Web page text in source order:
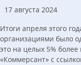
17 августа 2024
Итоги апреля этого
организациями было
это на целых 5%
«Коммерсант» с